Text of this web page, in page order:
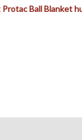
Protac Ball Blanket